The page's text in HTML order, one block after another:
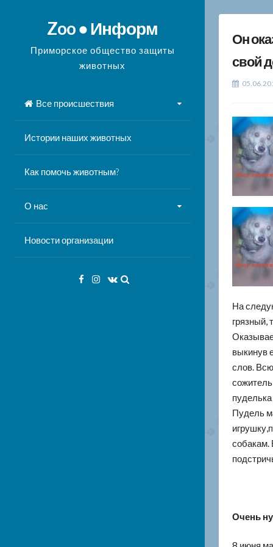
содержимомуZoo ● Информ
Приморское общество защиты
животных
Все происшествия
Истории наших животных
Как помочь животным?
О нас
Новости организации
Facebook
Instagram
VK
Он
свой
На
грязный,
выкинув
слов.
Пудель
собакам.
Очень